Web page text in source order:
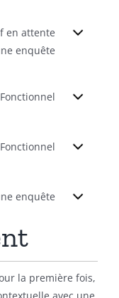
en attente
enquête
Fonctionnel
Fonctionnel
enquête
la première fois,